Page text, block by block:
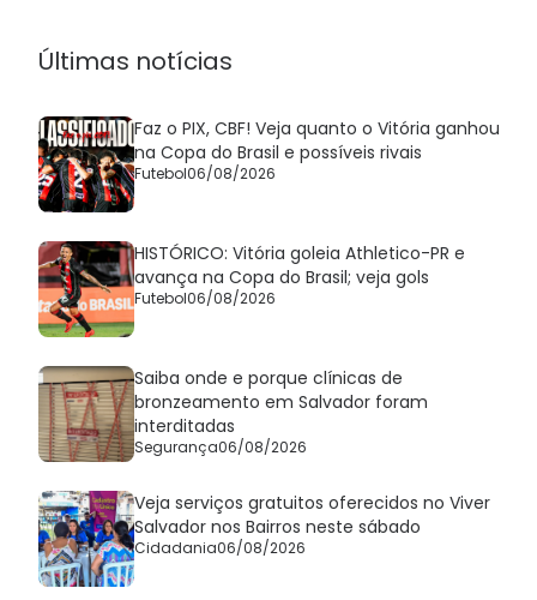
Últimas notícias
Faz o PIX, CBF! Veja quanto o Vitória ganhou
na Copa do Brasil e possíveis rivais
Futebol06/08/2026
HISTÓRICO: Vitória goleia Athletico-PR e
avança na Copa do Brasil; veja gols
Futebol06/08/2026
Saiba onde e porque clínicas de
bronzeamento em Salvador foram
interditadas
Segurança06/08/2026
Veja serviços gratuitos oferecidos no Viver
Salvador nos Bairros neste sábado
Cidadania06/08/2026